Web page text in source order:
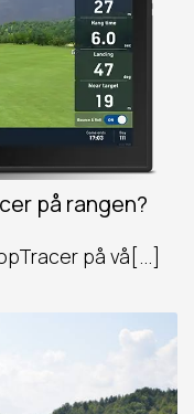
på rangen?
på vå[...]